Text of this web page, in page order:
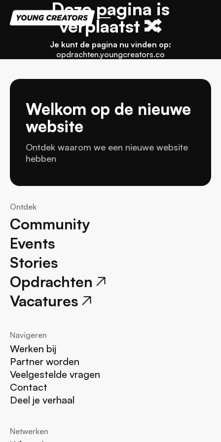
Deze pagina is
verplaatst 🔀
Je kunt de pagina nu vinden op:
opdrachten.youngcreators.co
Welkom op de nieuwe
website
Ontdek waarom we een nieuwe website
hebben
Ontdek
Community
Events
Stories
Opdrachten
Vacatures
Navigeren
Werken bij
Partner worden
Veelgestelde vragen
Contact
Deel je verhaal
Netwerken